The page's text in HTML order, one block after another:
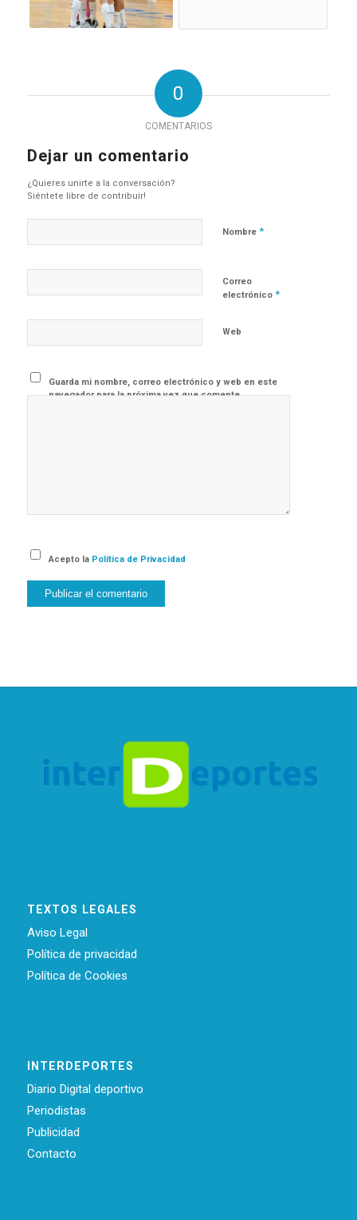
0
COMENTARIOS
Dejar un comentario
¿Quieres unirte a la conversación?
Siéntete libre de contribuir!
Nombre *
Correo
electrónico *
Web
Guarda mi nombre, correo electrónico y web en este
navegador para la próxima vez que comente.
Acepto la Política de Privacidad
TEXTOS LEGALES
Aviso Legal
Política de privacidad
Política de Cookies
INTERDEPORTES
Diario Digital deportivo
Periodistas
Publicidad
Contacto